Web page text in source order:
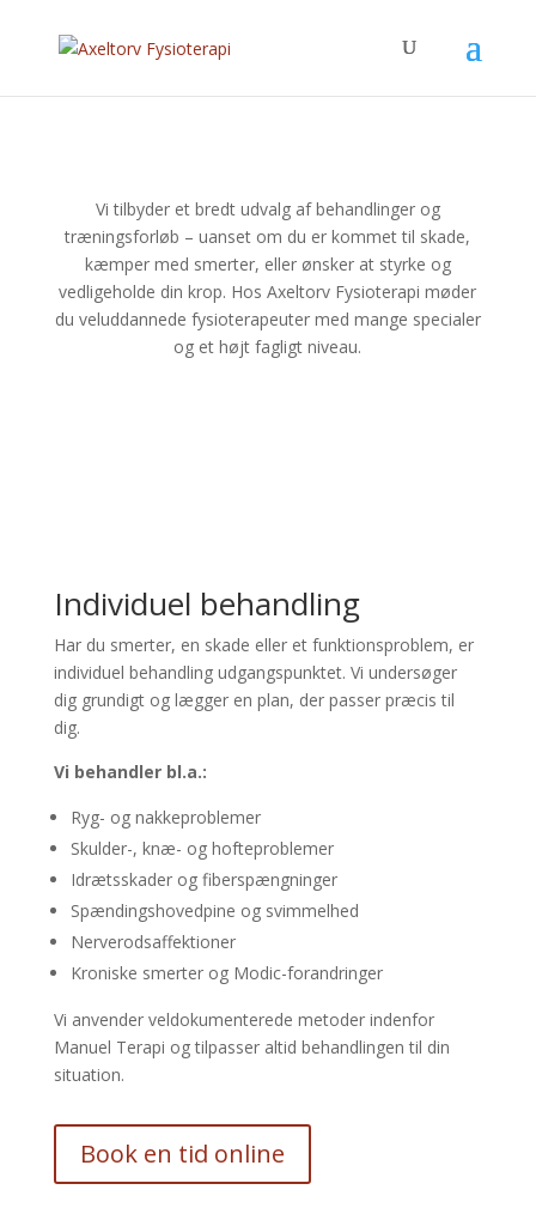
Vi tilbyder et bredt udvalg af behandlinger og
træningsforløb – uanset om du er kommet til skade,
kæmper med smerter, eller ønsker at styrke og
vedligeholde din krop. Hos Axeltorv Fysioterapi møder
du veluddannede fysioterapeuter med mange specialer
og et højt fagligt niveau.
Individuel behandling
Har du smerter, en skade eller et funktionsproblem, er
individuel behandling udgangspunktet. Vi undersøger
dig grundigt og lægger en plan, der passer præcis til
dig.
Vi behandler bl.a.:
Ryg- og nakkeproblemer
Skulder-, knæ- og hofteproblemer
Idrætsskader og fiberspængninger
Spændingshovedpine og svimmelhed
Nerverodsaffektioner
Kroniske smerter og Modic-forandringer
Vi anvender veldokumenterede metoder indenfor
Manuel Terapi og tilpasser altid behandlingen til din
situation.
Book en tid online